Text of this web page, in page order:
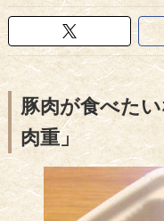
豚肉が食べた
肉重」